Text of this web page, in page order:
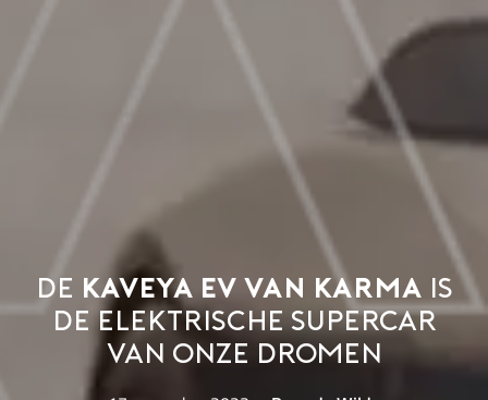
De Kaveya EV van Karma is
de elektrische supercar
van onze dromen